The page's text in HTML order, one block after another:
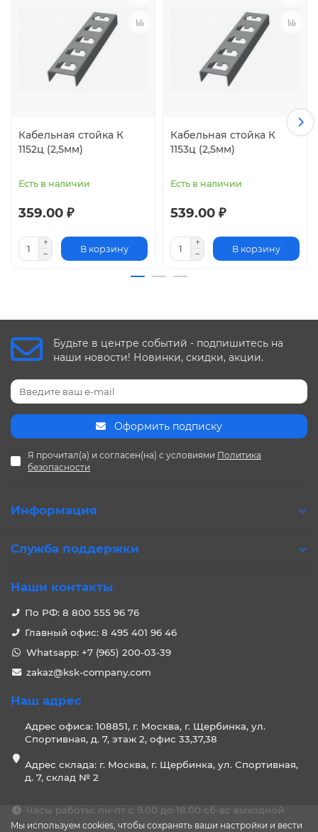
Кабельная стойка К
1152ц (2,5мм)
Есть в наличии
359.00 ₽
В корзину
Кабельная стойка К
1153ц (2,5мм)
Есть в наличии
539.00 ₽
В корзину
Мы используем cookies, чтобы сохранять ваши настройки и вести
Будьте в центре событий - подпишитесь на
наши новости! Новинки, скидки, акции.
Оформить подписку
Я прочитал(а) и согласен(на) с условиями Политика
безопасности
Информация
Служба поддержки
Наши контакты
По РФ: 8 800 555 96 76
Главный офис: 8 495 401 96 46
Whatsapp: +7 (965) 200-03-39
zakaz@ksk-company.com
Наш адрес
Адрес офиса: 108851, г. Москва, г. Щербинка, ул.
Спортивная, д. 7, этаж 2, офис 33,37,38
Адрес склада: г. Москва, г. Щербинка, ул. Спортивная,
д. 7, склад № 2
Часы работы: пн-пт с 9.00 до 18.00 сб-вс выходной